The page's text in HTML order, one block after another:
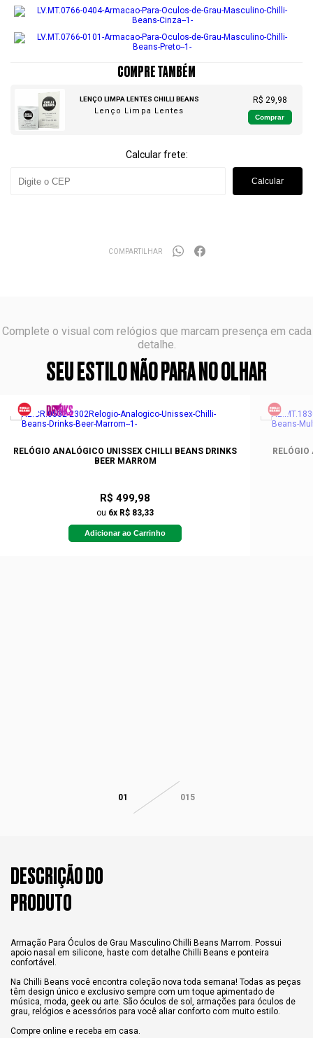
COMPRE TAMBÉM
LENÇO LIMPA LENTES CHILLI BEANS
Lenço Limpa Lentes
R$ 29,98
Comprar
Calcular frete:
Calcular
COMPARTILHAR
Complete o visual com relógios que marcam presença em cada
detalhe.
SEU ESTILO NÃO PARA NO OLHAR
RELÓGIO ANALÓGICO UNISSEX CHILLI BEANS DRINKS
BEER MARROM
R$ 499,98
ou 6x R$ 83,33
Adicionar ao Carrinho
01 015
DESCRIÇÃO DO
PRODUTO
Armação Para Óculos de Grau Masculino Chilli Beans Marrom. Possui
apoio nasal em silicone, haste com detalhe Chilli Beans e ponteira
confortável.
Na Chilli Beans você encontra coleção nova toda semana! Todas as peças
têm design único e exclusivo sempre com um toque apimentado de
música, moda, geek ou arte. São óculos de sol, armações para óculos de
grau, relógios e acessórios para você aliar conforto com muito estilo.
Compre online e receba em casa.